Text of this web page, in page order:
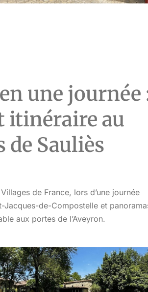
une journée
itinéraire au
de Sauliès
de France, lors d’une journée
Jacques-de-Compostelle et
aux portes de l’Aveyron.